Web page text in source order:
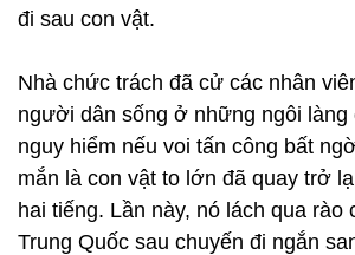
đi sau con vật.
Nhà chức trách đã cử các nhân
người dân sống ở những ngôi làng
nguy hiểm nếu voi tấn công bất
mắn là con vật to lớn đã quay trở
hai tiếng. Lần này, nó lách qua rào
Trung Quốc sau chuyến đi ngắn